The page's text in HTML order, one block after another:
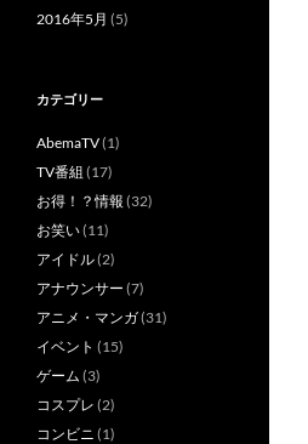
2016年5月 (5)
カテゴリー
AbemaTV(1)
TV番組 (17)
お得！？情報 (32)
お笑い(11)
アイドル(2)
アナウンサー (7)
アニメ・マンガ(31)
イベント (15)
ゲーム (3)
コスプレ (2)
コンビニ (1)